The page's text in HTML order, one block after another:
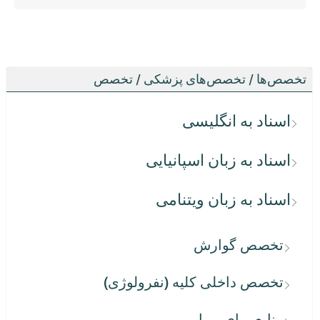
تخصص‌ها / تخصص‌های پزشکی / تخصص
اسناد به انگلیسی
اسناد به زبان اسپانیایی
اسناد به زبان ویتنامی
تخصص گوارش
تخصص داخلی کلیه (نفرولوژی)